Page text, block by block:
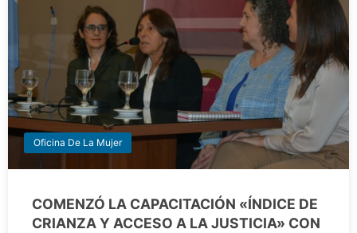
Oficina De La Mujer
COMENZÓ LA CAPACITACIÓN «ÍNDICE DE
CRIANZA Y ACCESO A LA JUSTICIA» CON